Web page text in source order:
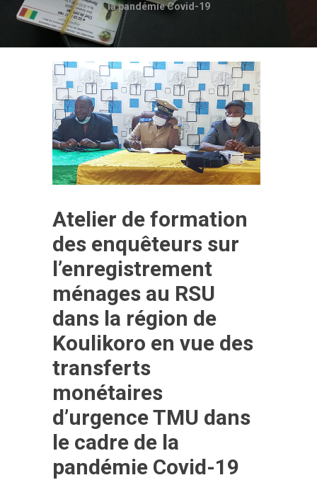
la pandémie Covid-19
Atelier de formation
des enquêteurs sur
l’enregistrement
ménages au RSU
dans la région de
Koulikoro en vue des
transferts
monétaires
d’urgence TMU dans
le cadre de la
pandémie Covid-19